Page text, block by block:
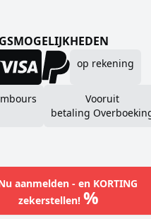
op rekening
Vooruit
betaling
aanmelden - en KORTING
zekerstellen! %